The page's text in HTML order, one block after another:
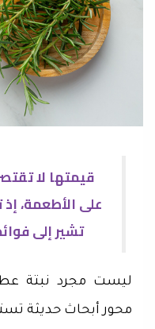
قيمتها لا
على الأطعمة، إذ
تشير إلى
ليست مجرد نبتة
محور أبحاث حديثة